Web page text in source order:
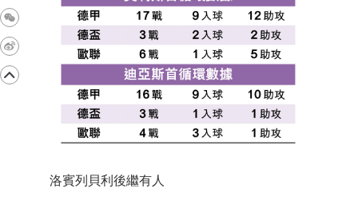
洛賓列貝利後繼有人